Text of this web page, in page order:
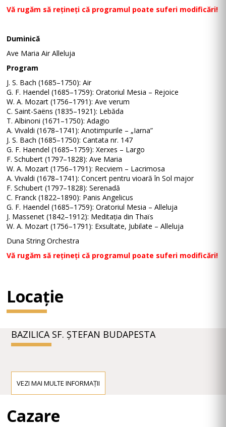
Vă rugăm să rețineți că programul poate suferi modificări!
Duminică
Ave Maria Air Alleluja
Program
J. S. Bach (1685–1750): Air
G. F. Haendel (1685–1759): Oratoriul Mesia – Rejoice
W. A. Mozart (1756–1791): Ave verum
C. Saint-Saëns (1835–1921): Lebăda
T. Albinoni (1671–1750): Adagio
A. Vivaldi (1678–1741): Anotimpurile – „Iarna”
J. S. Bach (1685–1750): Cantata nr. 147
G. F. Haendel (1685–1759): Xerxes – Largo
F. Schubert (1797–1828): Ave Maria
W. A. Mozart (1756–1791): Recviem – Lacrimosa
A. Vivaldi (1678–1741): Concert pentru vioară în Sol major
F. Schubert (1797–1828): Serenadă
C. Franck (1822–1890): Panis Angelicus
G. F. Haendel (1685–1759): Oratoriul Mesia – Alleluja
J. Massenet (1842–1912): Meditația din Thaïs
W. A. Mozart (1756–1791): Exsultate, Jubilate – Alleluja
Duna String Orchestra
Vă rugăm să rețineți că programul poate suferi modificări!
Locație
BAZILICA SF. ȘTEFAN BUDAPESTA
VEZI MAI MULTE INFORMAȚII
Cazare